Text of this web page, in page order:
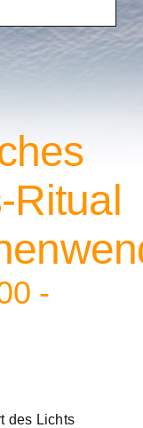
Jahreskreis-
Ritual
-
des Lichts